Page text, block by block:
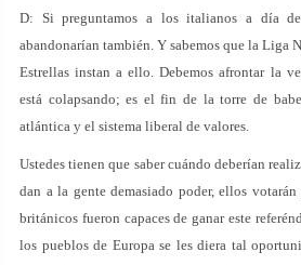
D: Si preguntamos a los italianos a día
abandonarían también. Y sabemos que la Liga
Estrellas instan a ello. Debemos afrontar la
está colapsando; es el fin de la torre de
atlántica y el sistema liberal de valores.
Ustedes tienen que saber cuándo deberían
dan a la gente demasiado poder, ellos
británicos fueron capaces de ganar este
los pueblos de Europa se les diera tal